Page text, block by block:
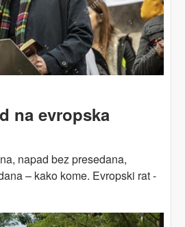
na evropska
napad bez presedana,
– kako kome. Evropski rat -